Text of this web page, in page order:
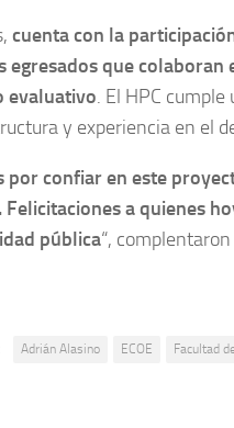
cuenta con la
egresados que
evaluativo. El HPC
y experiencia en el
por confiar en este
Felicitaciones a quienes
pública“,
Adrián Alasino ECOE Facultad